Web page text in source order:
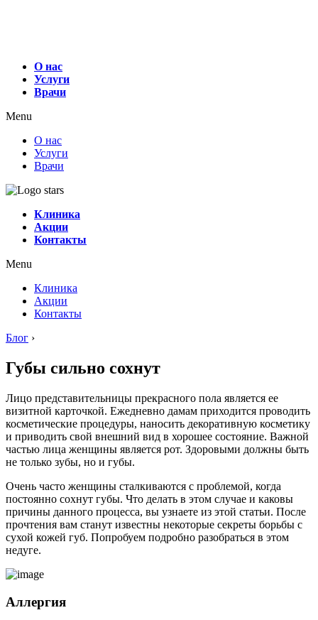
О нас
Услуги
Врачи
Menu
О нас
Услуги
Врачи
Клиника
Акции
Контакты
Menu
Клиника
Акции
Контакты
Блог ›
Губы сильно сохнут
Лицо представительницы прекрасного пола является ее
визитной карточкой. Ежедневно дамам приходится проводить
косметические процедуры, наносить декоративную косметику
и приводить свой внешний вид в хорошее состояние. Важной
частью лица женщины является рот. Здоровыми должны быть
не только зубы, но и губы.
Очень часто женщины сталкиваются с проблемой, когда
постоянно сохнут губы. Что делать в этом случае и каковы
причины данного процесса, вы узнаете из этой статьи. После
прочтения вам станут известны некоторые секреты борьбы с
сухой кожей губ. Попробуем подробно разобраться в этом
недуге.
Аллергия